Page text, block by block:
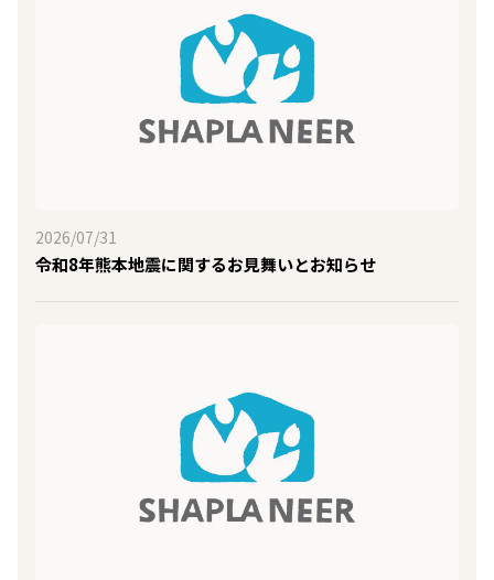
2026/07/31
令和8年熊本地震に関するお見舞いとお知らせ